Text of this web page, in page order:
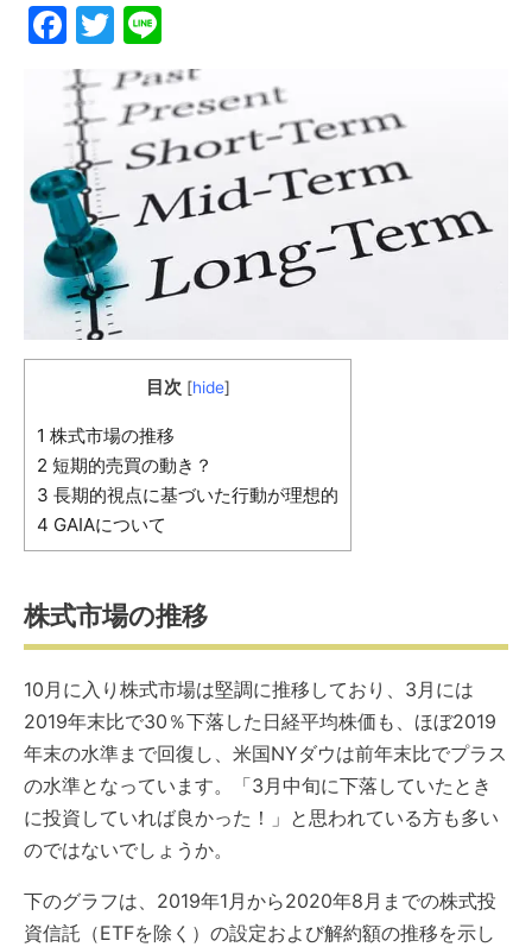
Facebook
Twitter
目次 [hide]
1 株式市場の推移
2 短期的売買の動き？
3 長期的視点に基づいた行動が理想的
4 GAIAについて
株式市場の推移
10月に入り株式市場は堅調に推移しており、3月には
2019年末比で30％下落した日経平均株価も、ほぼ2019
年末の水準まで回復し、米国NYダウは前年末比でプラス
の水準となっています。「3月中旬に下落していたとき
に投資していれば良かった！」と思われている方も多い
のではないでしょうか。
下のグラフは、2019年1月から2020年8月までの株式投
資信託（ETFを除く）の設定および解約額の推移を示し